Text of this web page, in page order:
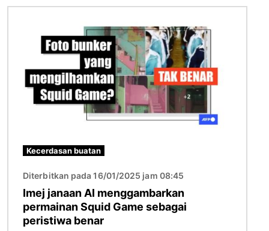
Kecerdasan buatan
Diterbitkan pada 16/01/2025 jam 08:45
Imej janaan AI menggambarkan
permainan Squid Game sebagai
peristiwa benar